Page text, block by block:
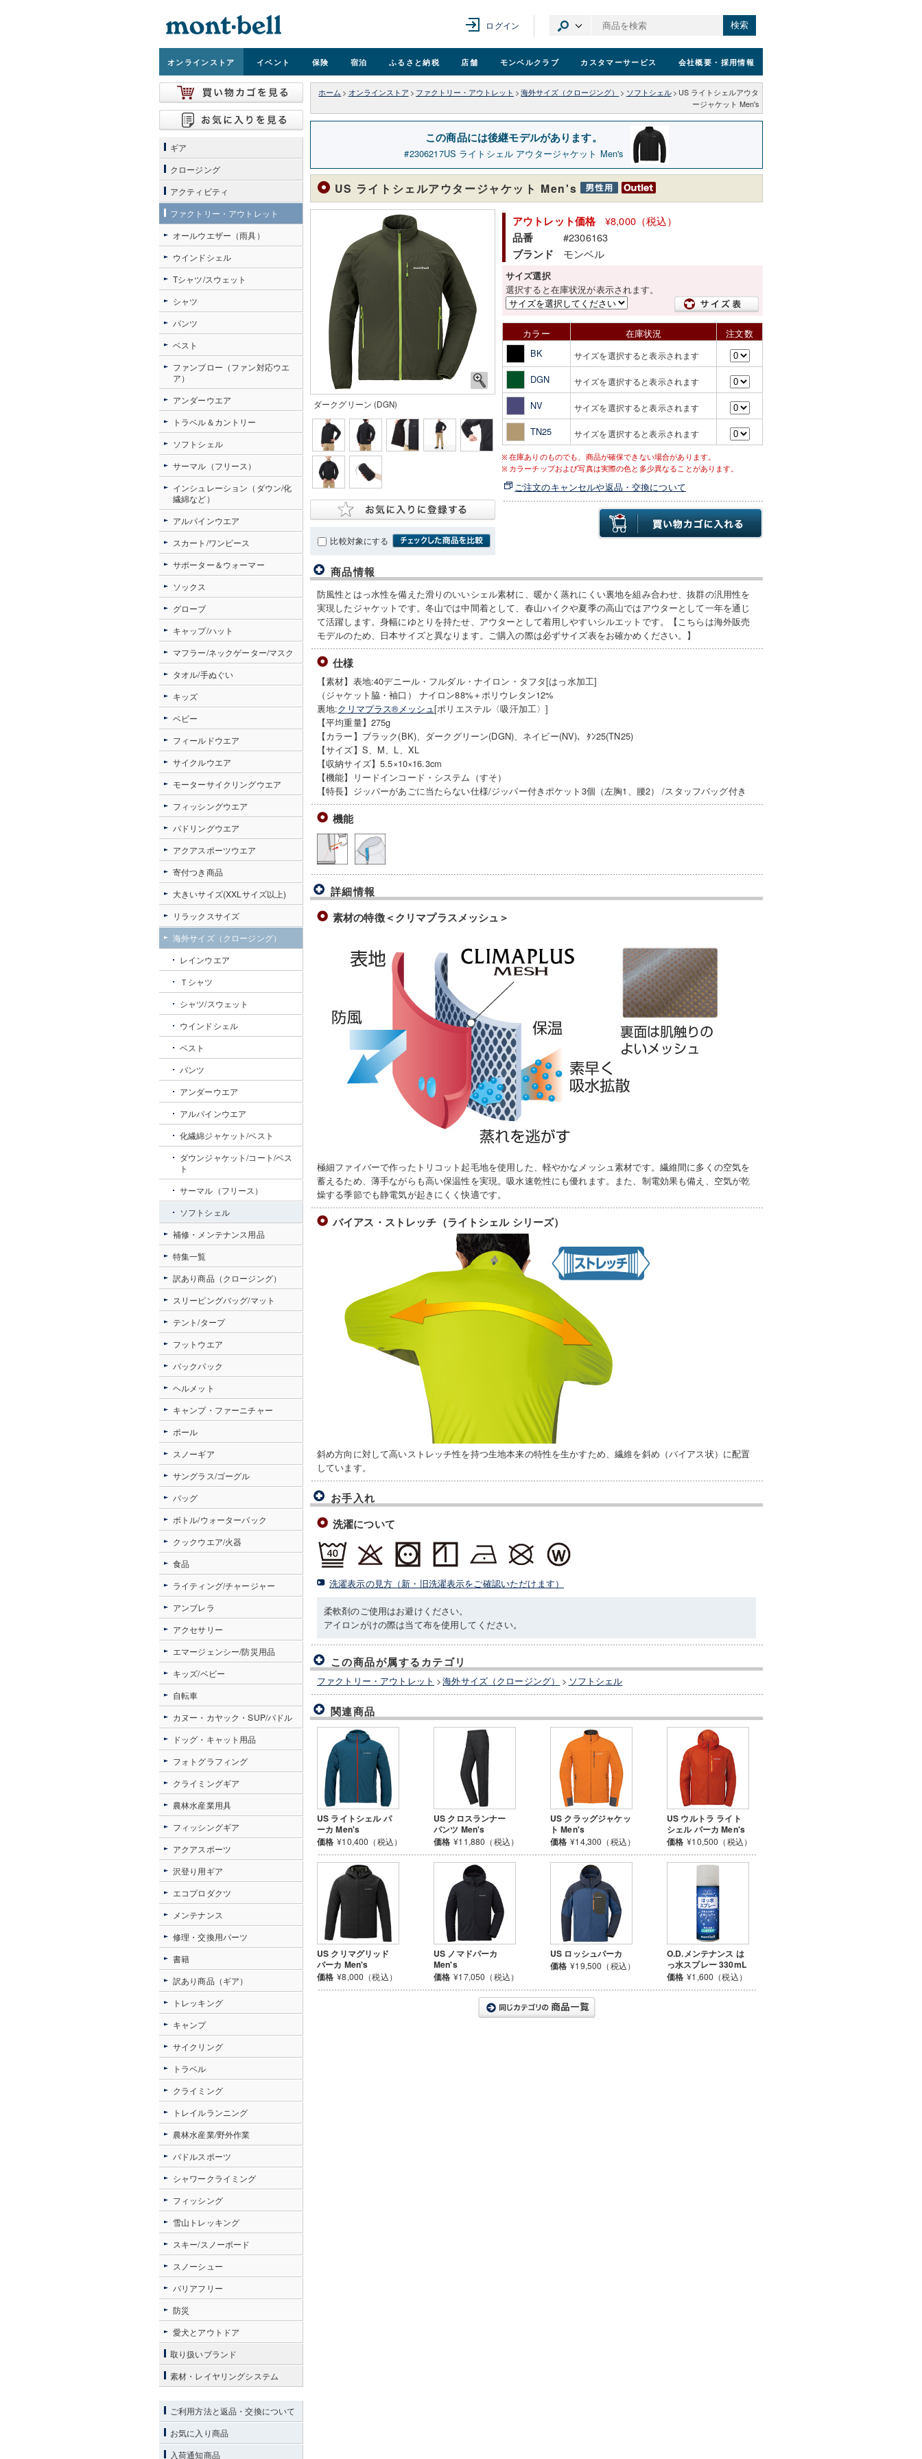
ログイン 検索
オンラインストア イベント 保険 宿泊 ふるさと納税 店舗 モンベルクラブ カスタマーサービス 会社概要 ・採用情報
ホーム > オンラインストア > ファクトリー・アウトレット > 海外サイズ（クロージング） > ソフトシェル > US ライトシェルアウタ
ージャケット Men's
この商品には後継モデルがあります。
2306217US ライトシェル アウタージャケット Men's
US ライトシェルアウタージャケット Men's
ダークグリーン (DGN)
比較対象にする
アウトレット価格 ¥8,000（税込）
品番 #2306163
ブランド モンベル
サイズ選択
選択すると在庫状況が表示されます。
カラー 在庫状況
注文数
BK
サイズを選択すると表示されます
DGN サイズを選択すると表示されます
NV サイズを選択すると表示されます
TN25 サイズを選択すると表示されます
在庫ありのものでも、商品が確保できない場合があります。
カラーチップおよび写真は実際の色と多少異なることがあります。
ご注文のキャンセルや返品・交換について
商品情報
防風性とはっ水性を備えた滑りのいいシェル素材に、暖かく蒸れにくい裏地を組み合わせ、抜群の汎用性を
実現したジャケットです。冬山では中間着として、春山ハイクや夏季の高山ではアウターとして一年を通じ
て活躍します。身幅にゆとりを持たせ、アウターとして着用しやすいシルエットです。【こちらは海外販売
モデルのため、日本サイズと異なります。ご購入の際は必ずサイズ表をお確かめください。】
仕様
【素材】表地:40デニール・フルダル・ナイロン・タフタ[はっ水加工]
（ジャケット脇・袖口） ナイロン88%＋ポリウレタン12%
裏地:クリマプラス®メッシュ[ポリエステル〈吸汗加工〉]
【平均重量】275g
【カラー】ブラック(BK)、ダークグリーン(DGN)、ネイビー(NV)、ﾀﾝ25(TN25)
【サイズ】S、M、L、XL
【収納サイズ】5.5×10×16.3cm
【機能】リードインコード・システム（すそ）
【特長】ジッパーがあごに当たらない仕様/ジッパー付きポケット3個（左胸1、腰2） /スタッフバッグ付き
機能
詳細情報
素材の特徴＜クリマプラスメッシュ＞
極細ファイバーで作ったトリコット起毛地を使用した、軽やかなメッシュ素材です。繊維間に多くの空気を
蓄えるため、薄手ながらも高い保温性を実現。吸水速乾性にも優れます。また、制電効果も備え、空気が乾
燥する季節でも静電気が起きにくく快適です。
バイアス・ストレッチ（ライトシェル シリーズ）
斜め方向に対して高いストレッチ性を持つ生地本来の特性を生かすため、繊維を斜め（バイアス状）に配置
しています。
お手入れ
洗濯について
洗濯表示の見方（新・旧洗濯表示をご確認いただけます）
柔軟剤のご使用はお避けください。
アイロンがけの際は当て布を使用してください。
この商品が属するカテゴリ
ファクトリー・アウトレット >海外サイズ（クロージング） > ソフトシェル
関連商品
US ライトシェル パ
ーカ Men's
価格 ¥10,400（税込）
US クロスランナー
パンツ Men's
価格 ¥11,880（税込）
US クラッグジャケッ
ト Men's
価格 ¥14,300（税込）
US ウルトラ ライト
シェル パーカ Men's
価格 ¥10,500（税込）
US クリマグリッド
パーカ Men's
価格 ¥8,000（税込）
US ノマドパーカ
Men's
価格 ¥17,050（税込）
US ロッシュパーカ
価格 ¥19,500（税込）
O.D.メンテナンス は
っ水スプレー 330mL
価格 ¥1,600（税込）
ギア
クロージング
アクティビティ
ファクトリー・アウトレット
オールウエザー（雨具）
ウインドシェル
Tシャツ/スウェット
シャツ
パンツ
ベスト
ファンブロー（ファン対応ウエ
ア）
アンダーウエア
トラベル＆カントリー
ソフトシェル
サーマル（フリース）
インシュレーション（ダウン/化
繊綿など）
アルパインウエア
スカート/ワンピース
サポーター＆ウォーマー
ソックス
グローブ
キャップ/ハット
マフラー/ネックゲーター/マスク
タオル/手ぬぐい
キッズ
ベビー
フィールドウエア
サイクルウエア
モーターサイクリングウエア
フィッシングウエア
パドリングウエア
アクアスポーツウエア
寄付つき商品
大きいサイズ(XXLサイズ以上)
リラックスサイズ
海外サイズ（クロージング）
レインウエア
Ｔシャツ
シャツ/スウェット
ウインドシェル
ベスト
パンツ
アンダーウエア
アルパインウエア
化繊綿ジャケット/ベスト
ダウンジャケット/コート/ベス
ト
サーマル（フリース）
ソフトシェル
補修・メンテナンス用品
特集一覧
訳あり商品（クロージング）
スリーピングバッグ/マット
テント/タープ
フットウエア
バックパック
ヘルメット
キャンプ・ファーニチャー
ポール
スノーギア
サングラス/ゴーグル
バッグ
ボトル/ウォーターパック
クックウエア/火器
食品
ライティング/チャージャー
アンブレラ
アクセサリー
エマージェンシー/防災用品
キッズ/ベビー
自転車
カヌー・カヤック・SUP/パドル
ドッグ・キャット用品
フォトグラフィング
クライミングギア
農林水産業用具
フィッシングギア
アクアスポーツ
沢登り用ギア
エコプロダクツ
メンテナンス
修理・交換用パーツ
書籍
訳あり商品（ギア）
トレッキング
キャンプ
サイクリング
トラベル
クライミング
トレイルランニング
農林水産業/野外作業
パドルスポーツ
シャワークライミング
フィッシング
雪山トレッキング
スキー/スノーボード
スノーシュー
バリアフリー
防災
愛犬とアウトドア
取り扱いブランド
素材・レイヤリングシステム
ご利用方法と返品・交換について
お気に入り商品
入荷通知商品